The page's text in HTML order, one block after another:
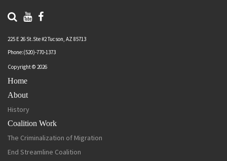
225 E 26 St.Ste #2 Tucson, AZ 85713
Phone:(520)-770-1373
Copyright © 2026
Home
About
History
Coalition Work
The Criminalization of Migration
End Streamline Coalition